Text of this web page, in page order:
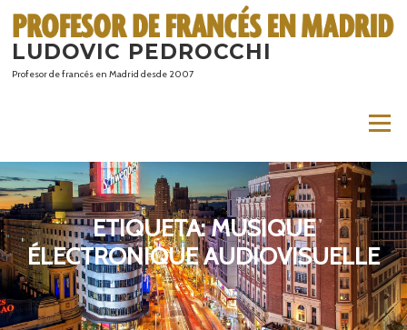
contenido
LUDOVIC PEDROCCHI
Profesor de francés en Madrid desde 2007
Menú
ETIQUETA:MUSIQUE
ÉLECTRONIQUE AUDIOVISUELLE